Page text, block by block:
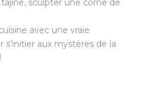
sculpter une corne de
avec une vraie
aux mystères de la